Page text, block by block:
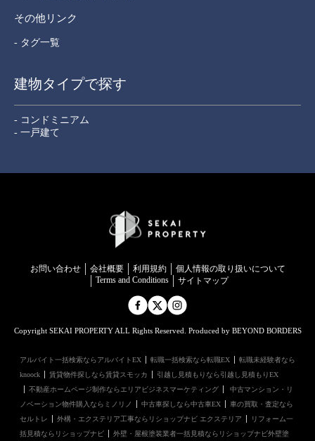
その他リンク
- タグ一覧
建物タイプで探す
- コンドミニアム
- 一戸建て
お問い合わせ 会社概要 利用規約
個⼈情報の取り扱いについて
Terms and Conditions
サイトマップ
Copyright SEKAI PROPERTY ALL Rights Reserved. Produced by BEYOND BORDERS
アルバイト一括検索ならアルバイトEX 転職一括検索なら転職EX
転職未経験者なら
knoock
賃貸物件探しなら賃貸スモッカ
引越し見積もりなら引越し見積もりEX
不動産ホームページ制作ならエリアビジネスマーケティング
中古マンション・リ
ノベーション物件購入ならミノリノ
中古車探しなら中古車EX
車の買取・査定なら
セルトレ
外構・エクステリア工事ならリショップナビ エクステリア
リフォーム一
括見積ならリショップナビ
外壁・屋根塗装業者一括見積ならリショップナビ外壁塗